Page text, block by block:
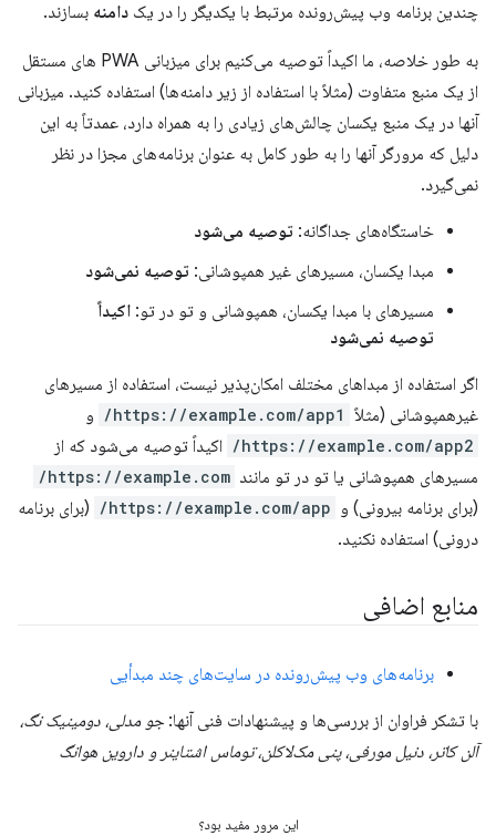
چندین برنامه وب پیش‌رونده مرتبط با یکدیگر را در یک دامنه بسازند.
به طور خلاصه، ما اکیداً توصیه می‌کنیم برای میزبانی PWA های مستقل
از یک منبع متفاوت (مثلاً با استفاده از زیر دامنه‌ها) استفاده کنید. میزبانی
آنها در یک منبع یکسان چالش‌های زیادی را به همراه دارد، عمدتاً به این
دلیل که مرورگر آنها را به طور کامل به عنوان برنامه‌های مجزا در نظر
نمی‌گیرد.
خاستگاه‌های جداگانه: توصیه می‌شود
مبدا یکسان، مسیرهای غیر همپوشانی: توصیه نمی‌شود
مسیرهای با مبدا یکسان، همپوشانی و تو در تو: اکیداً
توصیه نمی‌شود
اگر استفاده از مبداهای مختلف امکان‌پذیر نیست، استفاده از مسیرهای
غیرهمپوشانی (مثلاً https://example.com/app1/ و
https://example.com/app2/
اکیداً توصیه می‌شود که از
مسیرهای همپوشانی یا تو در تو مانند https://example.com/
(برای برنامه بیرونی) و https://example.com/app/
(برای برنامه
درونی) استفاده نکنید.
منابع اضافی
برنامه‌های وب پیش‌رونده در سایت‌های چند مبدأیی
با تشکر فراوان از بررسی‌ها و پیشنهادات فنی آنها: جو مدلی، دومینیک نگ،
آلن کاتر، دنیل مورفی، پنی مک‌لاکلن، توماس اشتاینر و داروین هوانگ
این مرور مفید بود؟